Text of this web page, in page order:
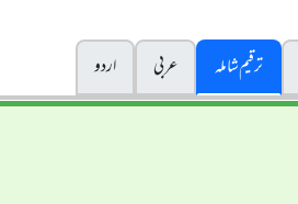
ترقیم شاملہ عربی
اردو